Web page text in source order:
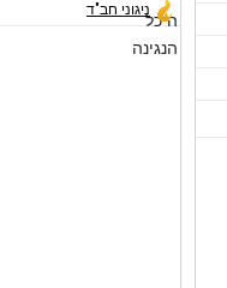
ניגוני חב"ד